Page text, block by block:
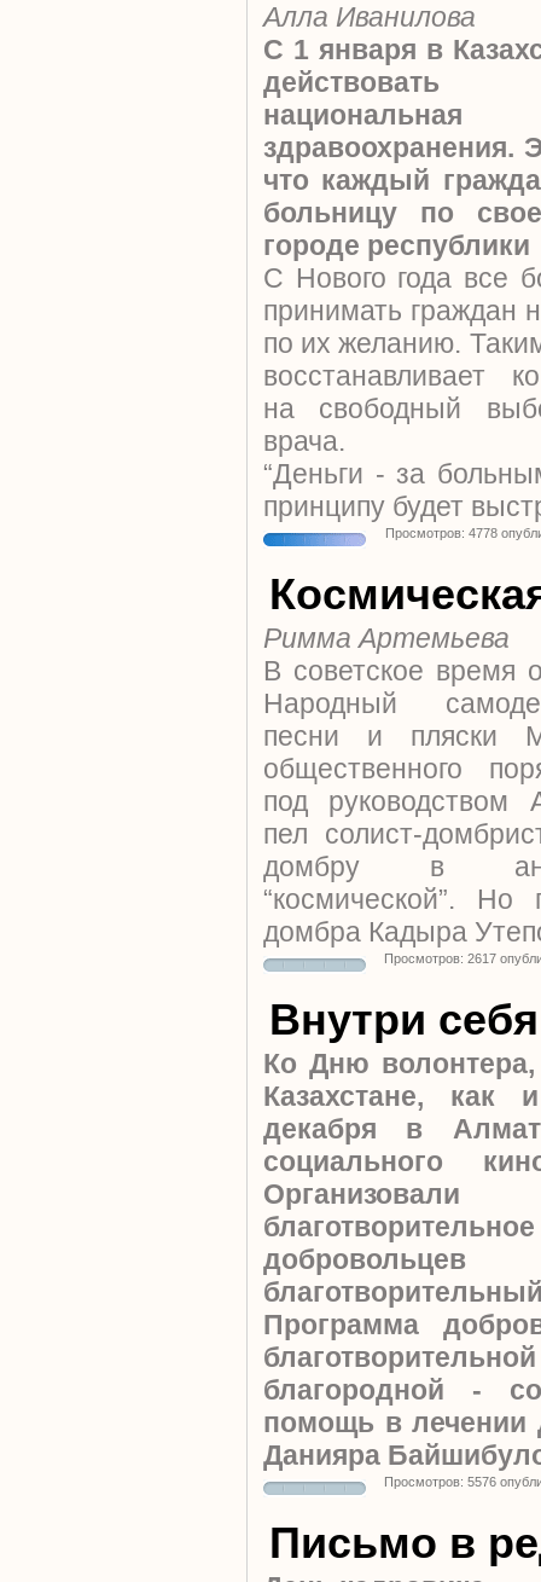
Алла Иванилова
С 1 января в
здравоохранения.
что каждый
больницу по
городе республики
С Нового года все
принимать граждан
по их желанию.
восстанавливает
на свободный
врача.
“Деньги - за
принципу будет
Просмотров: 4778
Римма Артемьева
В советское время
Народный
песни и пляски
общественного
под руководством
пел солист-
домбру в
“космической”.
домбра Кадыра
Просмотров: 2617
Внутри
Ко Дню
Казахстане,
декабря в
социального
добровольцев
Программа
благородной -
помощь в лечении
Данияра
Просмотров: 5576
Письмо в